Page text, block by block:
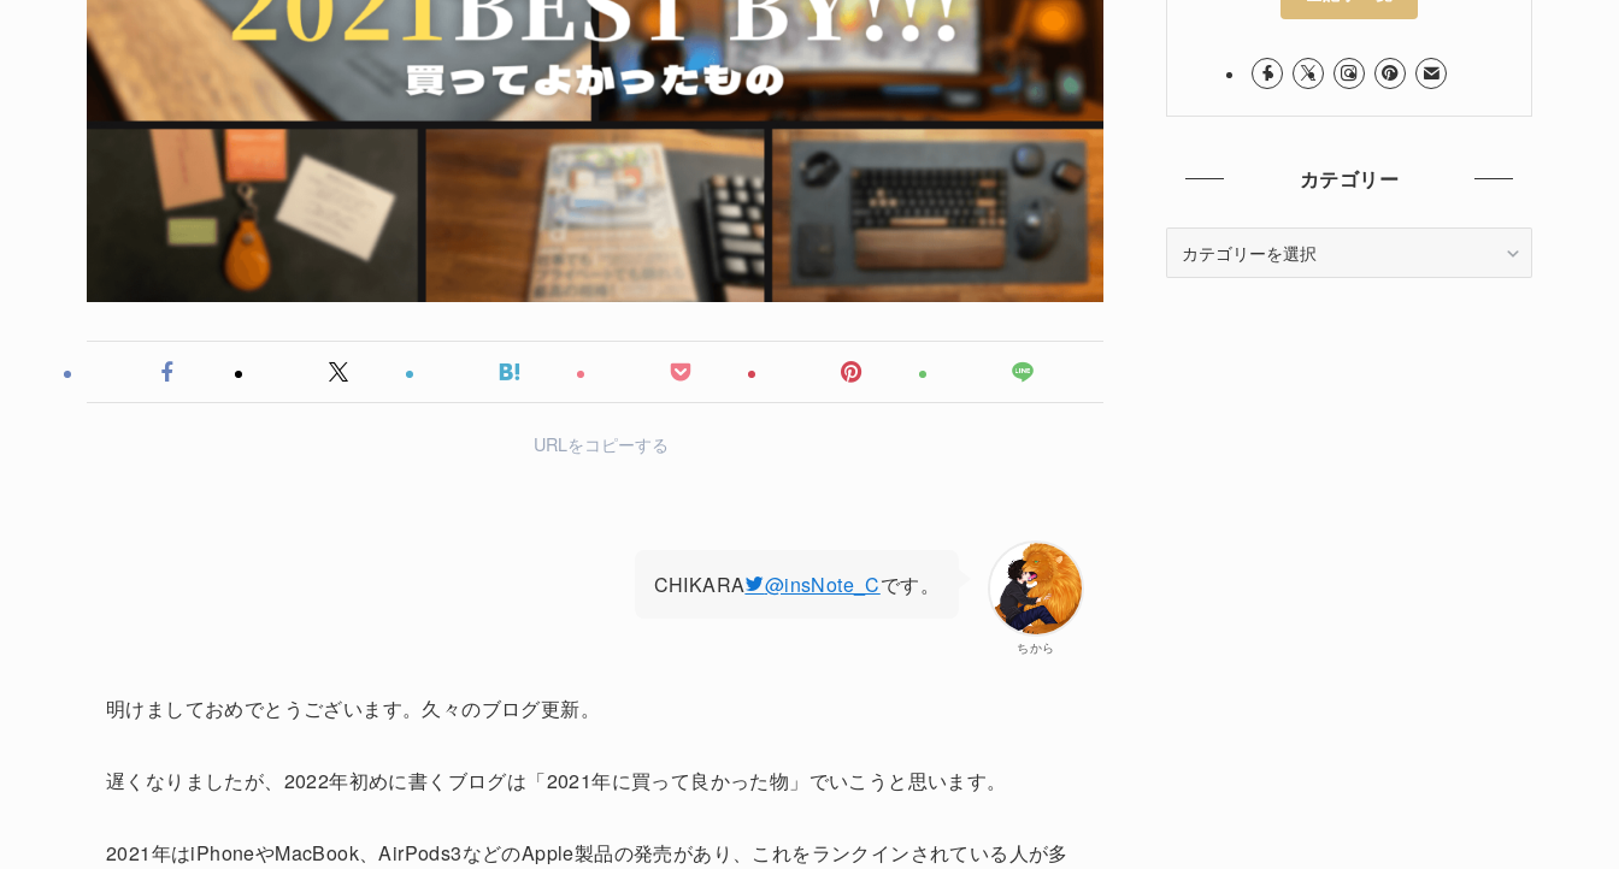
URLをコピーする
ちから
CHIKARA @insNote_Cです。
明けましておめでとうございます。久々のブログ更新。
遅くなりましたが、2022年初めに書くブログは「2021年に買って良かった物」でいこうと思います。
2021年はiPhoneやMacBook、AirPods3などのApple製品の発売があり、これをランクインされている人が多
カテゴリー